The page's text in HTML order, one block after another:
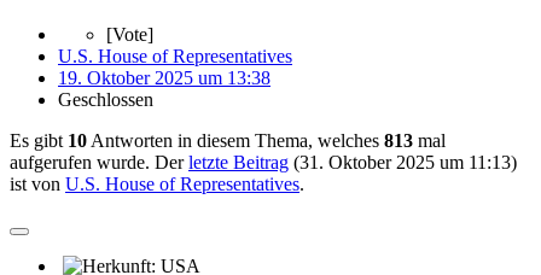
[Vote]
U.S. House of Representatives
19. Oktober 2025 um 13:38
Geschlossen
Es gibt 10 Antworten in diesem Thema, welches 813 mal
aufgerufen wurde. Derletzte Beitrag (31. Oktober 2025 um 11:13)
ist von U.S. House of Representatives.